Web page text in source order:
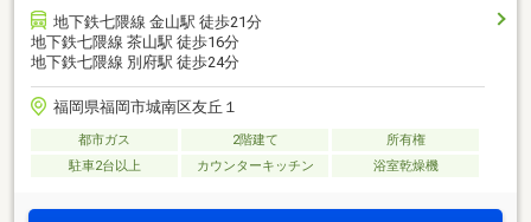
地下鉄七隈線 金山駅 徒歩21分
地下鉄七隈線 茶山駅 徒歩16分
地下鉄七隈線 別府駅 徒歩24分
福岡県福岡市城南区友丘１
都市ガス 2階建て
所有権
駐車2台以上
カウンターキッチン 浴室乾燥機